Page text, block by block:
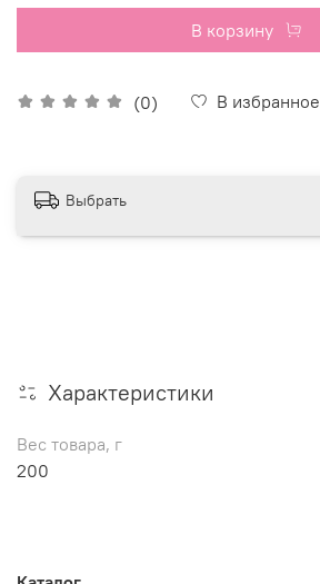
(0) В избранное
В корзину
Выбрать
Характеристики
Вес товара, г
200